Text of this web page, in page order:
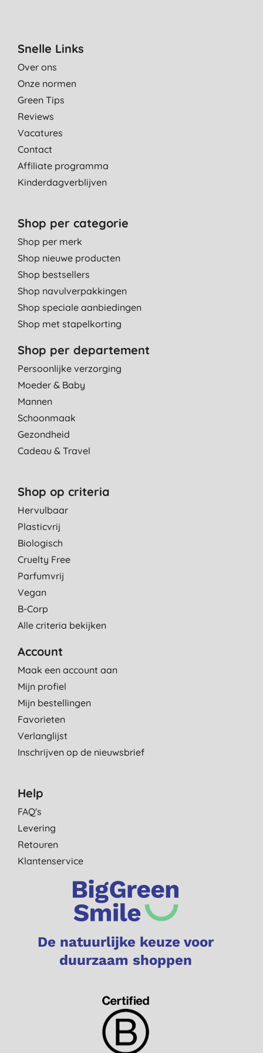
Snelle Links
Over ons
Onze normen
Green Tips
Reviews
Vacatures
Contact
Affiliate programma
Kinderdagverblijven
Shop per categorie
Shop per merk
Shop nieuwe producten
Shop bestsellers
Shop navulverpakkingen
Shop speciale aanbiedingen
Shop met stapelkorting
Shop per departement
Persoonlijke verzorging
Moeder & Baby
Mannen
Schoonmaak
Gezondheid
Cadeau & Travel
Shop op criteria
Hervulbaar
Plasticvrij
Biologisch
Cruelty Free
Parfumvrij
Vegan
B-Corp
Alle criteria bekijken
Account
Maak een account aan
Mijn profiel
Mijn bestellingen
Favorieten
Verlanglijst
Inschrijven op de nieuwsbrief
Help
FAQ's
Levering
Retouren
Klantenservice
De natuurlijke keuze voor
duurzaam shoppen